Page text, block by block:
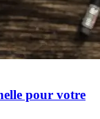
pour votre